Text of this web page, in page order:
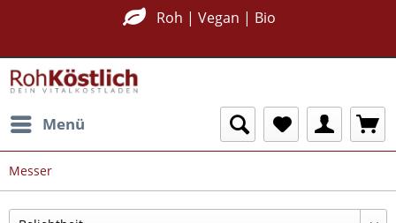
Roh | Vegan | Bio
Menü
Messer